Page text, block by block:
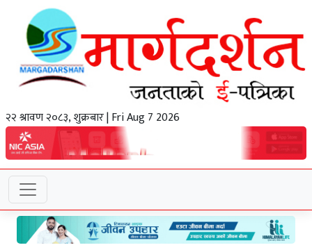
२२ श्रावण २०८३, शुक्रबार | Fri Aug 7 2026